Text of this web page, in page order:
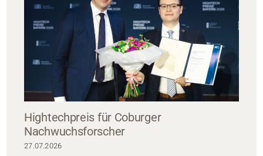
Hightechpreis für Coburger
Nachwuchsforscher
27.07.2026